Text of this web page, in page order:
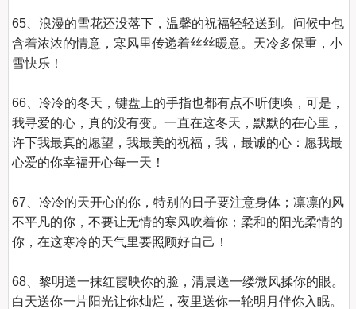
65、浪漫的雪花还没落下，温馨的祝福轻轻送到。问候中包
含着浓浓的情意，寒风里传递着丝丝暖意。天冷多保重，小
雪快乐！
66、冷冷的冬天，键盘上的手指也都有点不听使唤，可是，
我寻爱的心，真的没有变。一直在这冬天，默默的在心里，
许下我最真的愿望，我最美的祝福，我，最诚的心：愿我最
心爱的你幸福开心每一天！
67、冷冷的天开心的你，特别的日子要注意身体；凛凛的风
不平凡的你，不要让无情的寒风吹着你；柔和的阳光柔情的
你，在这寒冷的天气里要照顾好自己！
68、黎明送一抹红霞映你的脸，清晨送一缕微风揉你的眼。
白天送你一片阳光让你灿烂，夜里送你一轮明月伴你入眠。